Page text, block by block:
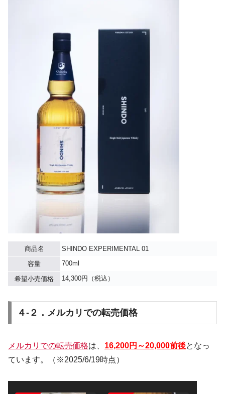
商品名
SHINDO EXPERIMENTAL 01
容量
700ml
希望小売価格 14,300円（税込）
４-２．メルカリでの転売価格
メルカリでの転売価格は、 16,200円～20,000前後となっ
ています。（※2025/6/19時点）